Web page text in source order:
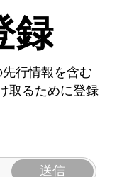
録
行情報を含む
取るために登録
送信